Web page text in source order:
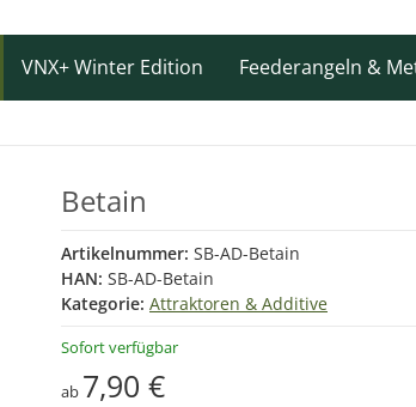
VNX+ Winter Edition Feederangeln &
Betain
Artikelnummer: SB-AD-Betain
HAN: SB-AD-Betain
Kategorie: Attraktoren & Additive
Sofort verfügbar
ab 7,90 €